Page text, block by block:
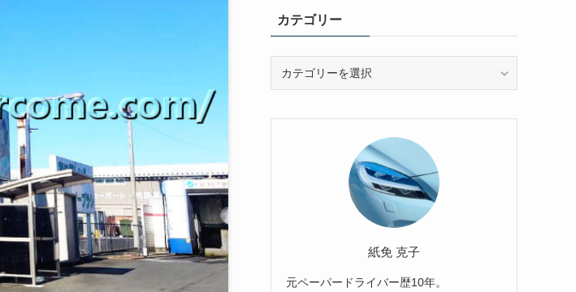
カテゴリー
リ
紙免 克子
元ペーパードライバー歴10年。